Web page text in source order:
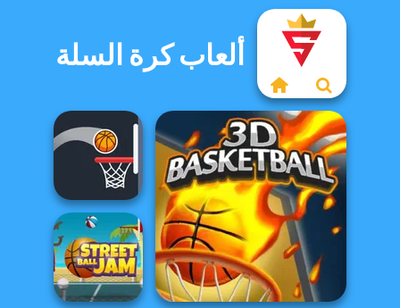
ألعاب كرة السلة
Bouncy Dunks